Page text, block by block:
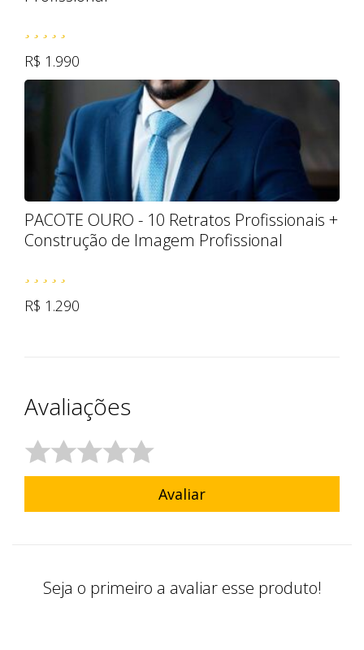
R$ 1.990
PACOTE OURO - 10 Retratos Profissionais +
Construção de Imagem Profissional
R$ 1.290
Avaliações
Avaliar
Seja o primeiro a avaliar esse produto!